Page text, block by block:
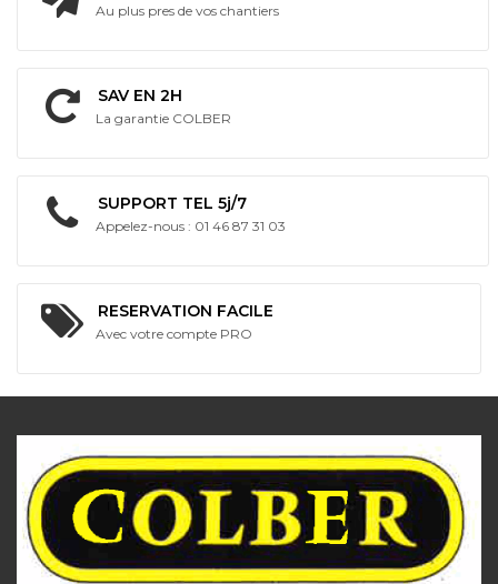
Au plus pres de vos chantiers
SAV EN 2H
La garantie COLBER
SUPPORT TEL 5j/7
Appelez-nous : 01 46 87 31 03
RESERVATION FACILE
Avec votre compte PRO